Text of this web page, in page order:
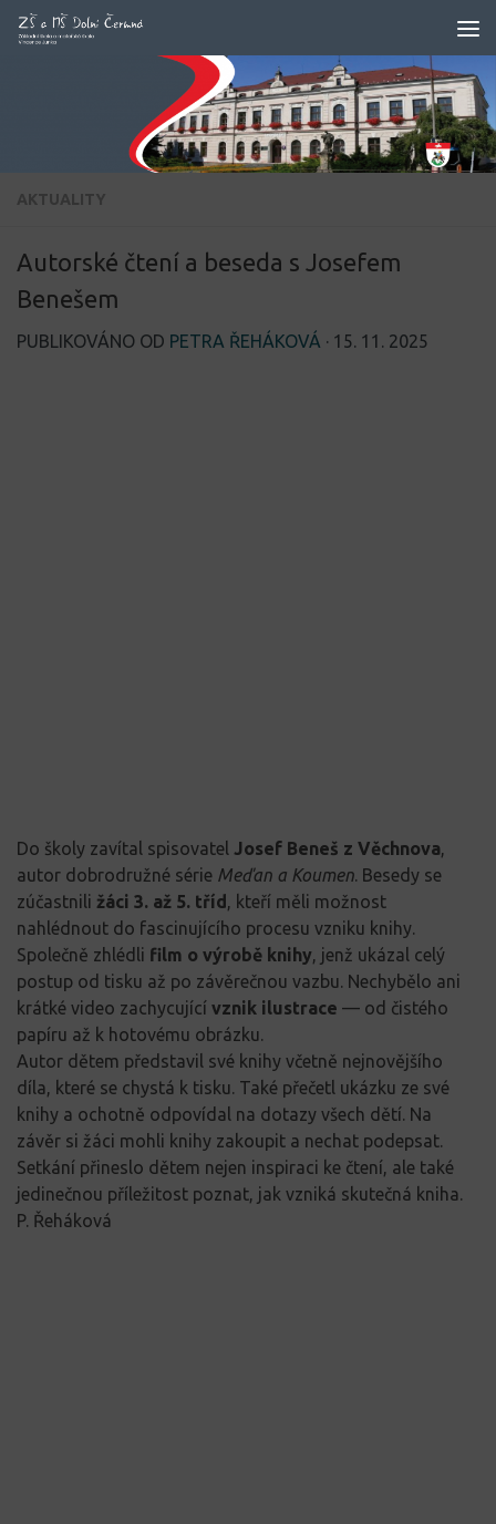
Skip to content
AKTUALITY
Autorské čtení a beseda s Josefem
Benešem
PUBLIKOVÁNO OD PETRA ŘEHÁKOVÁ · 15. 11. 2025
Do školy zavítal spisovatel Josef Beneš z Věchnova
autor dobrodružné série Meďan a Koumen . Besedy se
zúčastnili žáci 3. až 5. tříd
, kteří měli možnost
nahlédnout do fascinujícího procesu vzniku knihy.
Společně zhlédli film o výrobě knihy , jenž ukázal celý
postup od tisku až po závěrečnou vazbu. Nechybělo ani
krátké video zachycující vznik ilustrace — od čistého
papíru až k hotovému obrázku.
Autor dětem představil své knihy včetně nejnovějšího
díla, které se chystá k tisku. Také přečetl ukázku ze své
knihy a ochotně odpovídal na dotazy všech dětí. Na
závěr si žáci mohli knihy zakoupit a nechat podepsat.
Setkání přineslo dětem nejen inspiraci ke čtení, ale také
jedinečnou příležitost poznat, jak vzniká skutečná kniha.
P. Řeháková